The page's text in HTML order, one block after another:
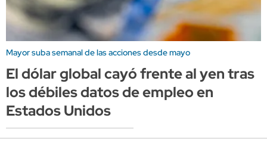
Mayor suba semanal de las acciones desde mayo
El dólar global cayó frente al yen tras
los débiles datos de empleo en
Estados Unidos